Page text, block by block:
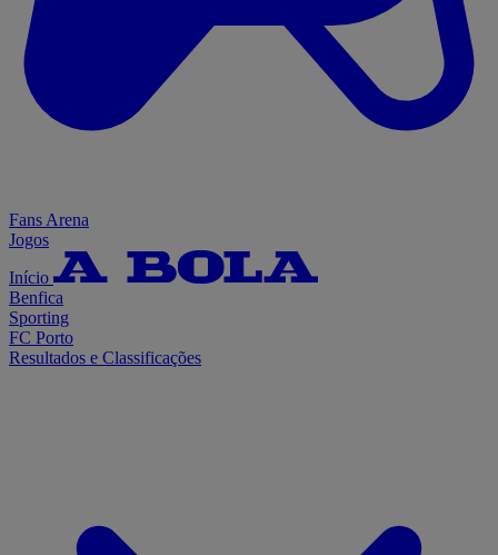
Fans Arena
Jogos
Início
Benfica
Sporting
FC Porto
Resultados e Classificações